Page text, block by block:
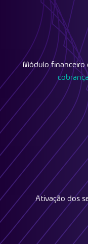
Módulo financeiro
Ativação dos